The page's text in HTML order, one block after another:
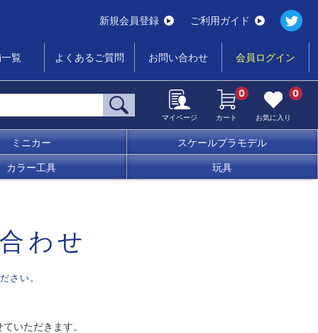
新規会員登録 ご利用ガイド
覧 よくあるご質問 お問い合わせ 会員ログイン
マイページ カート
0
お気に入り
0
ミニカー スケールプラモデル
カラー工具 玩具
わせ
さい。
いただきます。